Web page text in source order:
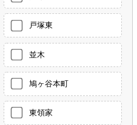
戸塚東
並木
鳩ヶ谷本町
東領家